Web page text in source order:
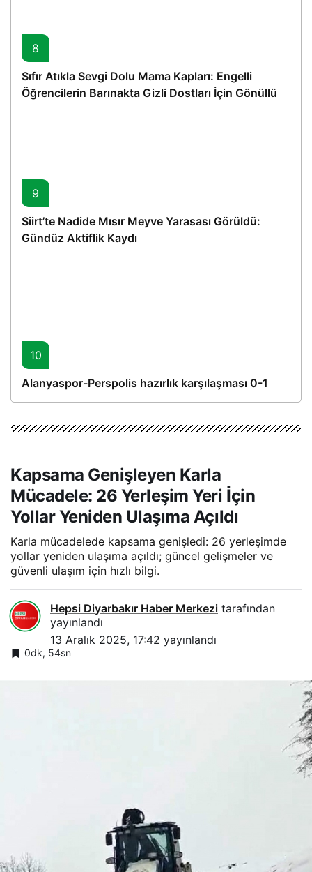
8
Sıfır Atıkla Sevgi Dolu Mama Kapları: Engelli
Öğrencilerin Barınakta Gizli Dostları İçin Gönüllü
Proje
9
Siirt’te Nadide Mısır Meyve Yarasası Görüldü:
Gündüz Aktiflik Kaydı
10
Alanyaspor-Perspolis hazırlık karşılaşması 0-1
Kapsama Genişleyen Karla
Mücadele: 26 Yerleşim Yeri İçin
Yollar Yeniden Ulaşıma Açıldı
Karla mücadelede kapsama genişledi: 26 yerleşimde
yollar yeniden ulaşıma açıldı; güncel gelişmeler ve
güvenli ulaşım için hızlı bilgi.
Hepsi Diyarbakır Haber Merkezi tarafından
yayınlandı
13 Aralık 2025, 17:42 yayınlandı
0dk, 54sn